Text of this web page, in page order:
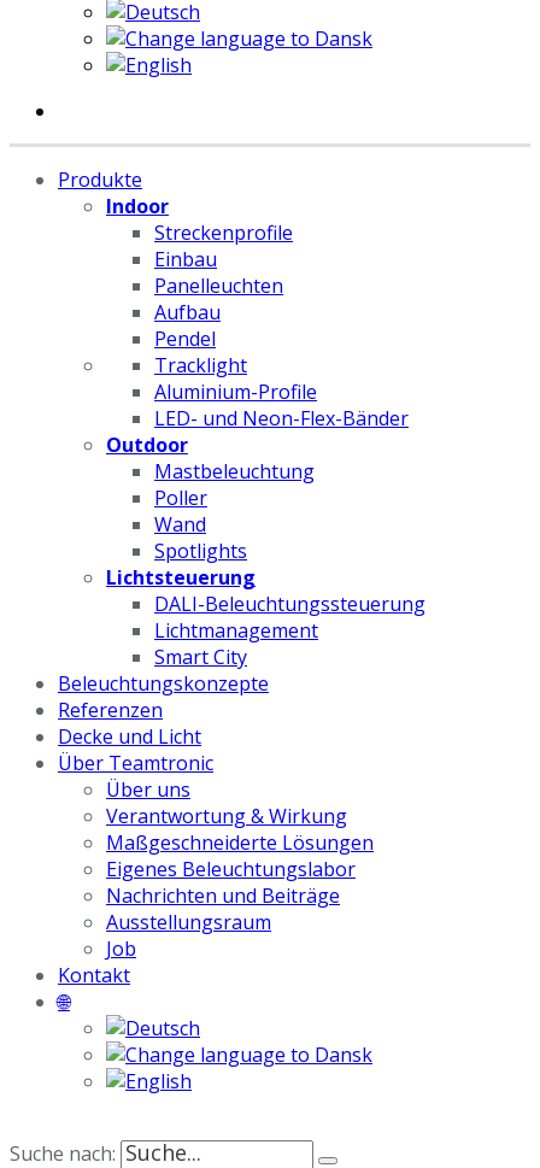
Produkte
Indoor
Streckenprofile
Einbau
Panelleuchten
Aufbau
Pendel
Tracklight
Aluminium-Profile
LED- und Neon-Flex-Bänder
Outdoor
Mastbeleuchtung
Poller
Wand
Spotlights
Lichtsteuerung
DALI-Beleuchtungssteuerung
Lichtmanagement
Smart City
Beleuchtungskonzepte
Referenzen
Decke und Licht
Über Teamtronic
Über uns
Verantwortung & Wirkung
Maßgeschneiderte Lösungen
Eigenes Beleuchtungslabor
Nachrichten und Beiträge
Ausstellungsraum
Job
Kontakt
🌐
Suche nach: